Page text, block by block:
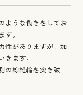
ような働きをしてお
。
性がありますが、加
ます。
の線維輪を突き破